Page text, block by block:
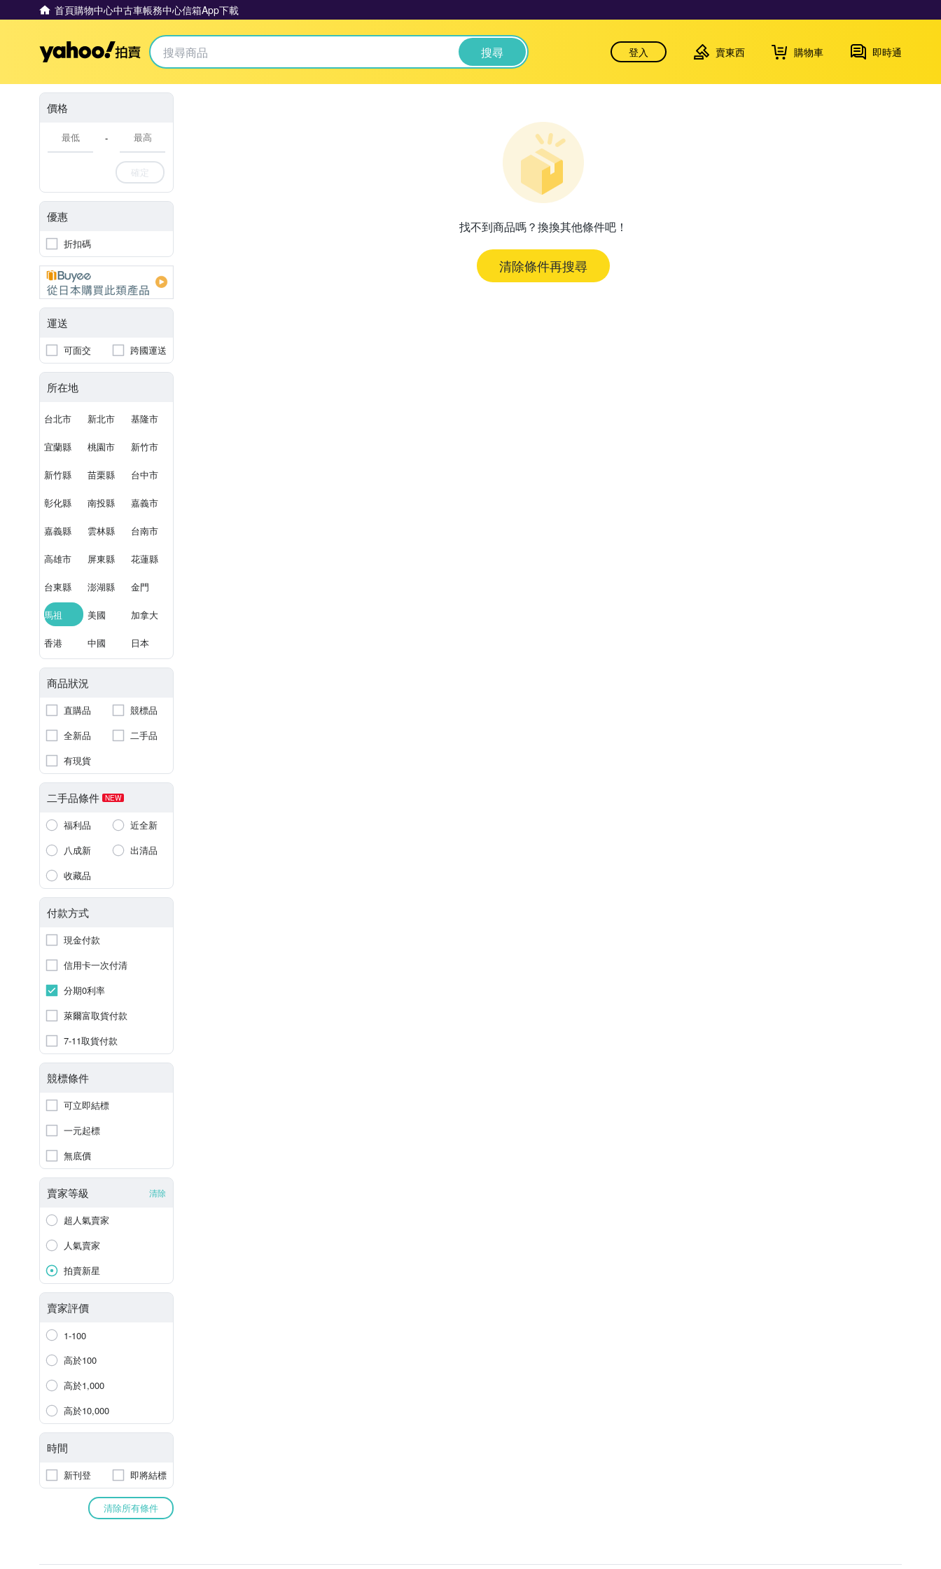
首頁購物中心中古車帳務中心信箱App下載
Yahoo拍賣 搜尋 登入 賣東西 購物車 即時通
價格
-
確定
優惠
折扣碼
運送
可面交 跨國運送
所在地
台北市 新北市 基隆市
宜蘭縣 桃園市 新竹市
新竹縣 苗栗縣 台中市
彰化縣 南投縣 嘉義市
嘉義縣 雲林縣 台南市
高雄市 屏東縣 花蓮縣
台東縣 澎湖縣 金門
馬祖 美國 加拿大
香港 中國 日本
商品狀況
直購品
競標品
全新品
二手品
有現貨
二手品條件 NEW
福利品
近全新
八成新
出清品
收藏品
付款方式
現金付款
信用卡一次付清
分期0利率
萊爾富取貨付款
7-11取貨付款
競標條件
可立即結標
一元起標
無底價
賣家等級 清除
超人氣賣家
人氣賣家
拍賣新星
賣家評價
1-100
高於100
高於1,000
高於10,000
時間
新刊登 即將結標
清除所有條件
找不到商品嗎？換換其他條件吧！
清除條件再搜尋